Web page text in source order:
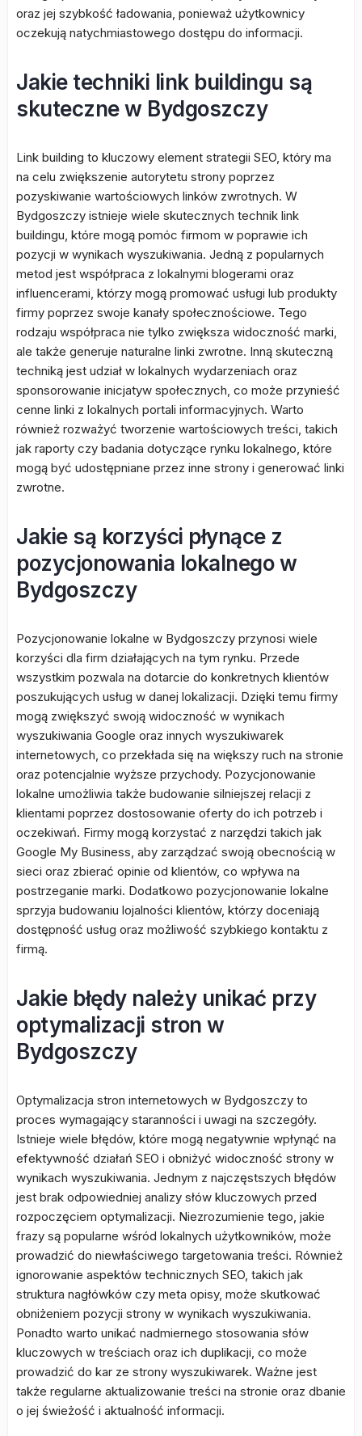
oraz jej szybkość ładowania, ponieważ użytkownicy
oczekują natychmiastowego dostępu do informacji.
Jakie techniki link buildingu są
skuteczne w Bydgoszczy
Link building to kluczowy element strategii SEO, który ma
na celu zwiększenie autorytetu strony poprzez
pozyskiwanie wartościowych linków zwrotnych. W
Bydgoszczy istnieje wiele skutecznych technik link
buildingu, które mogą pomóc firmom w poprawie ich
pozycji w wynikach wyszukiwania. Jedną z popularnych
metod jest współpraca z lokalnymi blogerami oraz
influencerami, którzy mogą promować usługi lub produkty
firmy poprzez swoje kanały społecznościowe. Tego
rodzaju współpraca nie tylko zwiększa widoczność marki,
ale także generuje naturalne linki zwrotne. Inną skuteczną
techniką jest udział w lokalnych wydarzeniach oraz
sponsorowanie inicjatyw społecznych, co może przynieść
cenne linki z lokalnych portali informacyjnych. Warto
również rozważyć tworzenie wartościowych treści, takich
jak raporty czy badania dotyczące rynku lokalnego, które
mogą być udostępniane przez inne strony i generować linki
zwrotne.
Jakie są korzyści płynące z
pozycjonowania lokalnego w
Bydgoszczy
Pozycjonowanie lokalne w Bydgoszczy przynosi wiele
korzyści dla firm działających na tym rynku. Przede
wszystkim pozwala na dotarcie do konkretnych klientów
poszukujących usług w danej lokalizacji. Dzięki temu firmy
mogą zwiększyć swoją widoczność w wynikach
wyszukiwania Google oraz innych wyszukiwarek
internetowych, co przekłada się na większy ruch na stronie
oraz potencjalnie wyższe przychody. Pozycjonowanie
lokalne umożliwia także budowanie silniejszej relacji z
klientami poprzez dostosowanie oferty do ich potrzeb i
oczekiwań. Firmy mogą korzystać z narzędzi takich jak
Google My Business, aby zarządzać swoją obecnością w
sieci oraz zbierać opinie od klientów, co wpływa na
postrzeganie marki. Dodatkowo pozycjonowanie lokalne
sprzyja budowaniu lojalności klientów, którzy doceniają
dostępność usług oraz możliwość szybkiego kontaktu z
firmą.
Jakie błędy należy unikać przy
optymalizacji stron w
Bydgoszczy
Optymalizacja stron internetowych w Bydgoszczy to
proces wymagający staranności i uwagi na szczegóły.
Istnieje wiele błędów, które mogą negatywnie wpłynąć na
efektywność działań SEO i obniżyć widoczność strony w
wynikach wyszukiwania. Jednym z najczęstszych błędów
jest brak odpowiedniej analizy słów kluczowych przed
rozpoczęciem optymalizacji. Niezrozumienie tego, jakie
frazy są popularne wśród lokalnych użytkowników, może
prowadzić do niewłaściwego targetowania treści. Również
ignorowanie aspektów technicznych SEO, takich jak
struktura nagłówków czy meta opisy, może skutkować
obniżeniem pozycji strony w wynikach wyszukiwania.
Ponadto warto unikać nadmiernego stosowania słów
kluczowych w treściach oraz ich duplikacji, co może
prowadzić do kar ze strony wyszukiwarek. Ważne jest
także regularne aktualizowanie treści na stronie oraz dbanie
o jej świeżość i aktualność informacji.